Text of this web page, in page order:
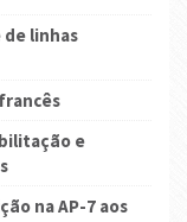
de linhas
e
na AP-7 aos